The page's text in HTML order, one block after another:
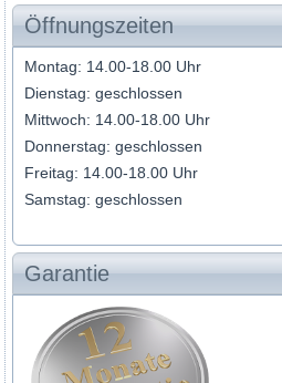
Öffnungszeiten
Montag: 14.00-18.00 Uhr
Dienstag: geschlossen
Mittwoch: 14.00-18.00 Uhr
Donnerstag: geschlossen
Freitag: 14.00-18.00 Uhr
Samstag: geschlossen
Garantie